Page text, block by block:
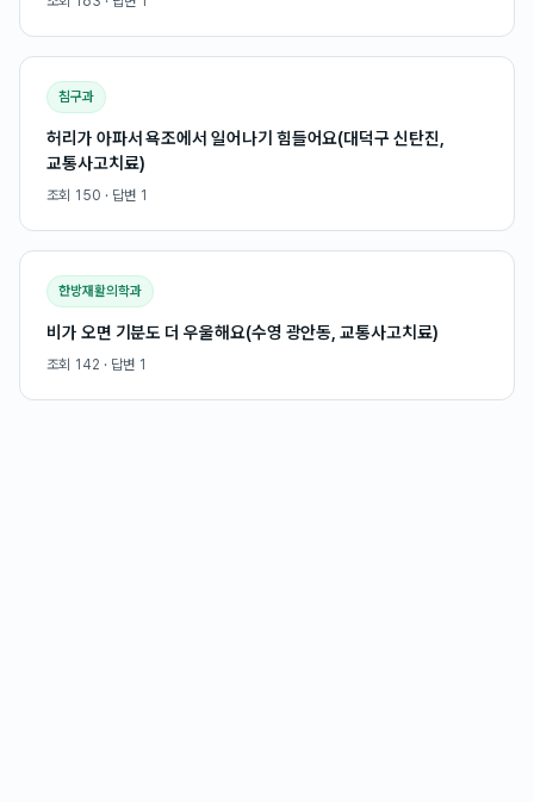
침구과
허리가 아파서 욕조에서 일어나기 힘들어요(대덕구 신탄진,
교통사고치료)
조회 150 · 답변 1
한방재활의학과
비가 오면 기분도 더 우울해요(수영 광안동, 교통사고치료)
조회 142 · 답변 1